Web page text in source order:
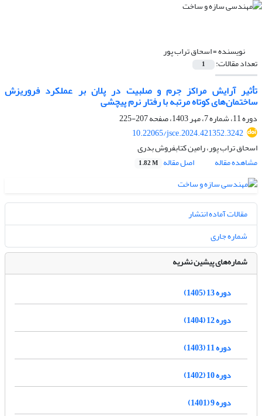
نویسنده =اسحاق تراب پور
تعداد مقالات: 1
تأثیر آرایش مراکز جرم و صلبیت در پلان بر عملکرد فروریزش
ساختمان‌های کوتاه مرتبه با رفتار نرم پیچشی
دوره 11، شماره 7، مهر 1403، صفحه
207-225
10.22065/jsce.2024.421352.3242
اسحاق تراب پور، رامین کتابفروش بدری
مشاهده مقاله
اصل مقاله 1.82 M
مقالات آماده انتشار
شماره جاری
شماره‌های پیشین نشریه
دوره 13 (1405)
دوره 12 (1404)
دوره 11 (1403)
دوره 10 (1402)
دوره 9 (1401)